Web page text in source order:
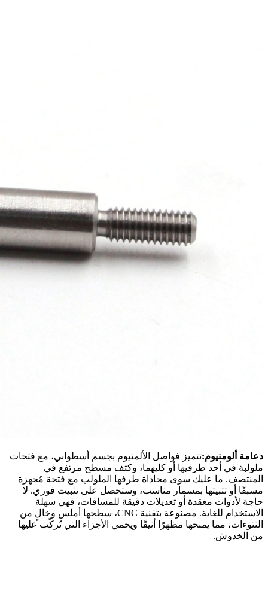
دعامة ألومنيوم:تتميز فواصل الألمنيوم بجسم أسطواني، مع فتحات
ملولبة في أحد طرفيها أو كليهما، وكتف مسطح مرتفع في
المنتصف. ما عليك سوى محاذاة طرفها الملولب مع فتحة مُجهزة
مسبقًا أو تثبيتها بمسمار مناسب، وستحصل على تثبيت فوري. لا
حاجة لأدوات معقدة أو تعديلات دقيقة للمسافات، فهي سهلة
الاستخدام للغاية. مصنوعة بتقنية CNC، سطحها أملس وخالٍ من
النتوءات، مما يمنحها مظهرًا أنيقًا ويحمي الأجزاء التي تُركّب عليها
من الخدوش.